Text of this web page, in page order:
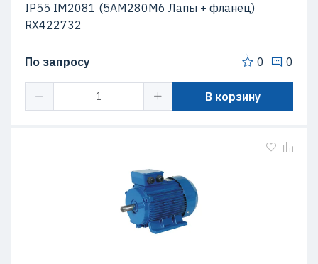
IP55 IM2081 (5АМ280М6 Лапы + фланец)
RX422732
По запросу 0 0
В корзину